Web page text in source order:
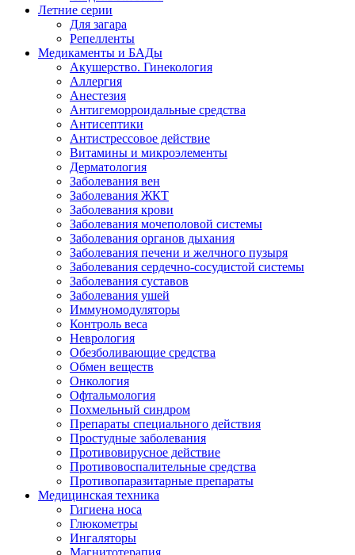
Летние серии
Для загара
Репелленты
Медикаменты и БАДы
Акушерство. Гинекология
Аллергия
Анестезия
Антигеморроидальные средства
Антисептики
Антистрессовое действие
Витамины и микроэлементы
Дерматология
Заболевания вен
Заболевания ЖКТ
Заболевания крови
Заболевания мочеполовой системы
Заболевания органов дыхания
Заболевания печени и желчного пузыря
Заболевания сердечно-сосудистой системы
Заболевания суставов
Заболевания ушей
Иммуномодуляторы
Контроль веса
Неврология
Обезболивающие средства
Обмен веществ
Онкология
Офтальмология
Похмельный синдром
Препараты специального действия
Простудные заболевания
Противовирусное действие
Противовоспалительные средства
Противопаразитарные препараты
Медицинская техника
Гигиена носа
Глюкометры
Ингаляторы
Магнитотерапия